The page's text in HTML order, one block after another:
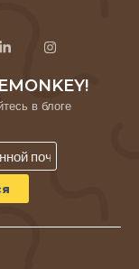
в блоге